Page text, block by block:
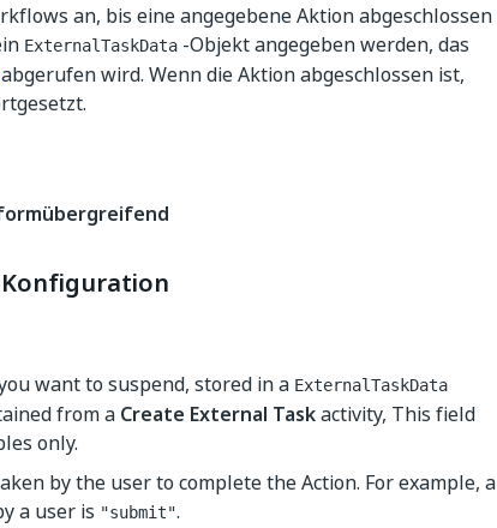
an, bis eine angegebene Aktion abgeschlossen
ExternalTaskData -Objekt angegeben werden, das
abgerufen wird. Wenn die Aktion abgeschlossen ist,
Konfiguration
want to suspend, stored in a ExternalTaskData
from a Create External Taskactivity, This field
only.
by the user to complete the Action. For example, a
a user is "submit".